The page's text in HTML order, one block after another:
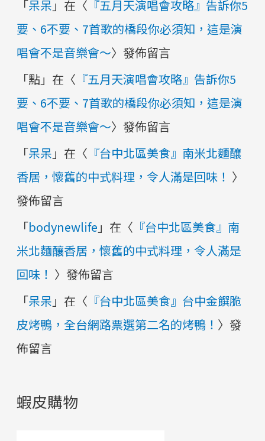
「呆呆 」在〈 『五月天演唱會攻略』告訴你5
要、6不要、7首歌的橋段你必須知，這是演
唱會不是音樂會～〉發佈留言
「點」在〈 『五月天演唱會攻略』告訴你5
要、6不要、7首歌的橋段你必須知，這是演
唱會不是音樂會～〉發佈留言
「呆呆 」在〈 『台中北區美食』南米北麵釀
香居，懷舊的中式料理，令人滿是回味！ 〉
發佈留言
「bodynewlife 」在〈 『台中北區美食』南
米北麵釀香居，懷舊的中式料理，令人滿是
回味！ 〉發佈留言
「呆呆 」在〈 『台中北區美食』台中金饌脆
皮烤鴨，全台網路票選第二名的烤鴨！ 〉發
佈留言
蝦皮購物